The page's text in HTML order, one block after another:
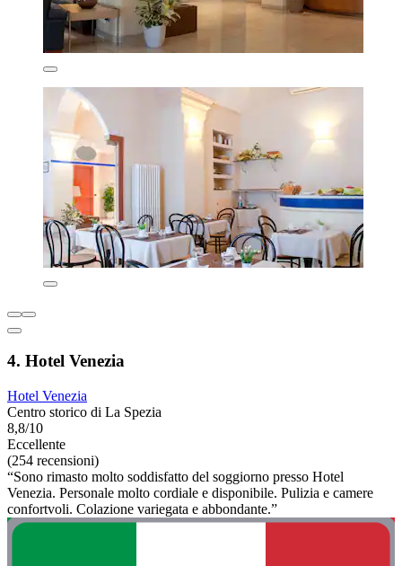
4. Hotel Venezia
Hotel Venezia
Centro storico di La Spezia
8,8/10
Eccellente
(254 recensioni)
“Sono rimasto molto soddisfatto del soggiorno presso Hotel
Venezia. Personale molto cordiale e disponibile. Pulizia e camere
confortvoli. Colazione variegata e abbondante.”